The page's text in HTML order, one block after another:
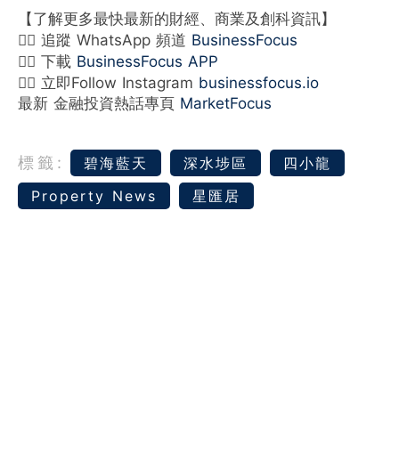
【了解更多最快最新的財經、商業及創科資訊】
👉🏻 追蹤 WhatsApp 頻道 BusinessFocus
👉🏻 下載 BusinessFocus APP
👉🏻 立即Follow Instagram businessfocus.io
最新 金融投資熱話專頁 MarketFocus
標籤: 碧海藍天 深水埗區
四小龍
Property News
星匯居